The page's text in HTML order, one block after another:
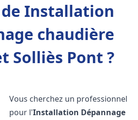
Installation
chaudière
Solliès Pont ?
Vous cherchez un professionnel
pour l'Installation Dépannage